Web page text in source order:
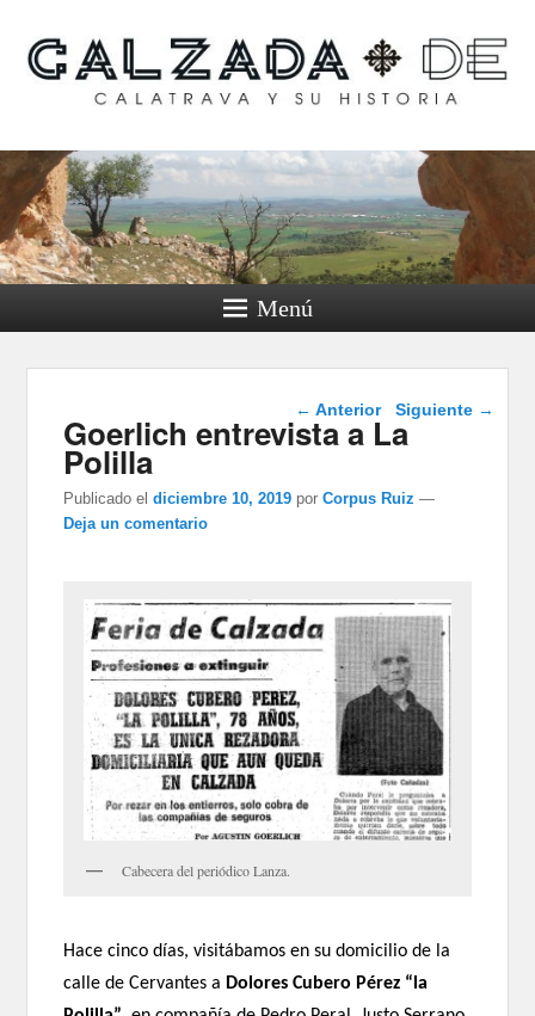
Calzada de Calatrava y
su historia
Menú
Navegación de
entradas
← Anterior Siguiente →
Goerlich entrevista a La
Polilla
Publicado el diciembre 10, 2019 porCorpus Ruiz —
Deja un comentario
Cabecera del periódico Lanza.
Hace cinco días, visitábamos en su domicilio de la
calle de Cervantes a Dolores Cubero Pérez “la